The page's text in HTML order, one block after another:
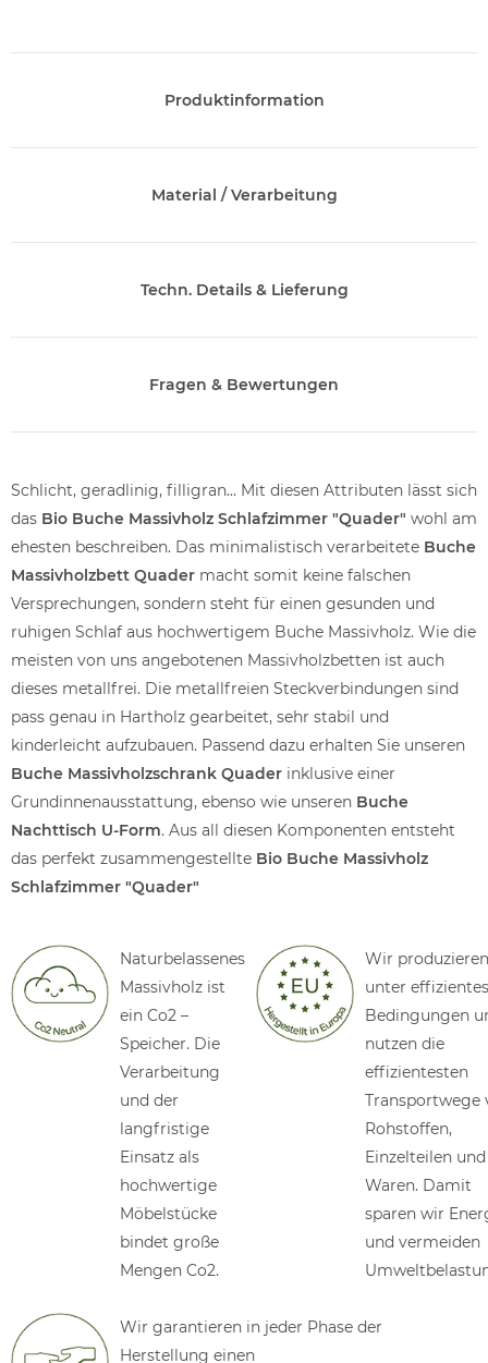
Produktinformation
Material / Verarbeitung
Techn. Details & Lieferung
Fragen & Bewertungen
Schlicht, geradlinig, filligran... Mit diesen Attributen lässt sich
das Bio Buche Massivholz Schlafzimmer "Quader" wohl am
ehesten beschreiben. Das minimalistisch verarbeitete Buche
Massivholzbett Quader macht somit keine falschen
Versprechungen, sondern steht für einen gesunden und
ruhigen Schlaf aus hochwertigem Buche Massivholz. Wie die
meisten von uns angebotenen Massivholzbetten ist auch
dieses metallfrei. Die metallfreien Steckverbindungen sind
pass genau in Hartholz gearbeitet, sehr stabil und
kinderleicht aufzubauen. Passend dazu erhalten Sie unseren
Buche Massivholzschrank Quader inklusive einer
Grundinnenausstattung, ebenso wie unseren Buche
Nachttisch U-Form. Aus all diesen Komponenten entsteht
das perfekt zusammengestellte Bio Buche Massivholz
Schlafzimmer "Quader"
Naturbelassenes
Massivholz ist
ein Co2 –
Speicher. Die
Verarbeitung
und der
langfristige
Einsatz als
hochwertige
Möbelstücke
bindet große
Mengen Co2.
Wir produzieren
unter
Bedingungen
nutzen die
effizientesten
Transportwege
Rohstoffen,
Einzelteilen und
Waren. Damit
sparen wir
und vermeiden
Wir garantieren in jeder Phase der
Herstellung einen